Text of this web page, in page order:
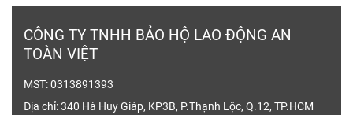
CÔNG TY TNHH BẢO HỘ LAO ĐỘNG AN
TOÀN VIỆT
MST: 0313891393
Địa chỉ: 340 Hà Huy Giáp, KP3B, P.Thạnh Lộc, Q.12, TP.HCM